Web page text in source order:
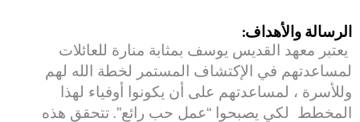
الرسالة والأهداف:
يعتبر معهد القديس يوسف بمثابة منارة للعائلات
لمساعدتهم في الإكتشاف المستمر لخطة الله لهم
وللأسرة ، لمساعدتهم على أن يكونوا أوفياء لهذا
المخطط لكي يصبحوا “عمل حب رائع”. تتحقق هذه